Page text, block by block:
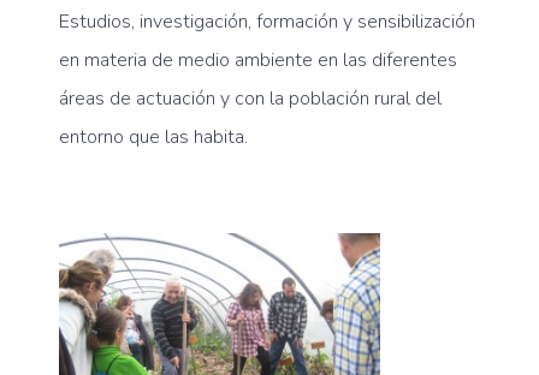
Estudios, investigación, formación y sensibilización
en materia de medio ambiente en las diferentes
áreas de actuación y con la población rural del
entorno que las habita.